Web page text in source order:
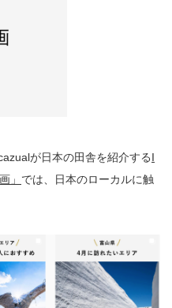
が日本の田舎を紹介するI
」 では、日本のローカルに触